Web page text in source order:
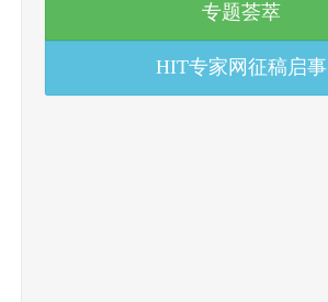
专题荟萃
HIT专家网征稿启事